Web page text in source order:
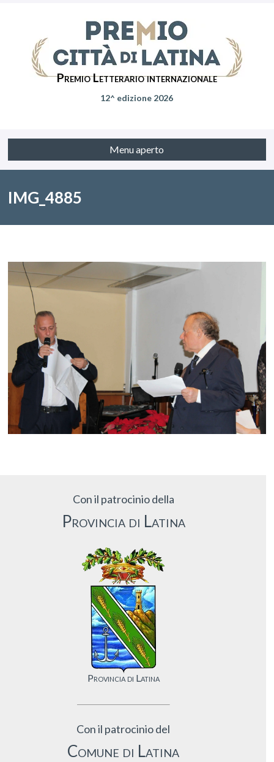
Premio Letterario internazionale
12^ edizione 2026
Menu aperto
IMG_4885
Con il patrocinio della
Provincia di Latina
Provincia di Latina
Con il patrocinio del
Comune di Latina